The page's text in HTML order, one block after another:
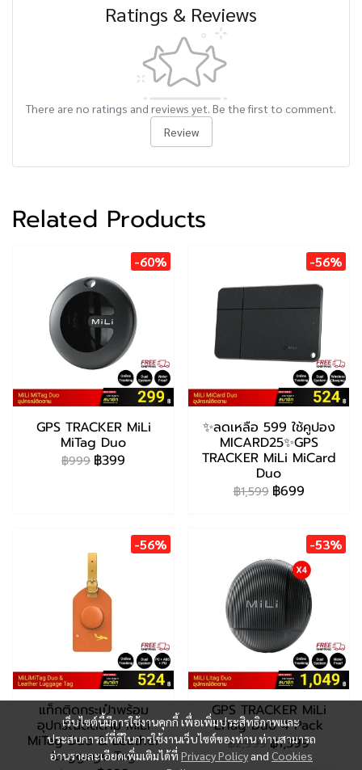
Ratings & Reviews
There are no ratings and reviews yet. Be the first to comment.
Review
Related Products
-60%
GPS TRACKER MiLi
MiTag Duo
฿999 ฿399
-56%
✨ลดเหลือ 599 ใช้คูปอง
MICARD25✨GPS
TRACKER MiLi MiCard
Duo
฿1,599 ฿699
-56%
แท็กติดกระเป๋าพร้อม
อุปกรณ์ติดตาม MiLi
MiTag Duo & Leather
Luggage Tag
-53%
GPS TRACKER MiLi
LiTag Duo 4 Pack
฿2,999฿1,399
เว็บไซต์นี้มีการใช้งานคุกกี้ เพื่อเพิ่มประสิทธิภาพและ
ประสบการณ์ที่ดีในการใช้งานเว็บไซต์ของท่าน ท่านสามารถ
อ่านรายละเอียดเพิ่มเติมได้ที่ Privacy Policy and Cookies